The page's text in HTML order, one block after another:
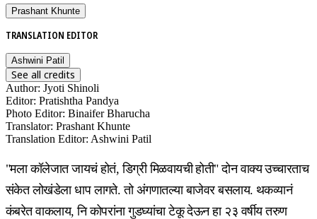
Prashant Khunte
TRANSLATION EDITOR
Ashwini Patil
See all credits
Author: Jyoti Shinoli
Editor: Pratishtha Pandya
Photo Editor: Binaifer Bharucha
Translator: Prashant Khunte
Translation Editor: Ashwini Patil
"मला कॉलेजात जायचं होतं, डिग्री मिळवायची होती" दोन वाक्य उच्चारताच
संकेत लोखंडेला धाप लागते. तो अंगणातल्या बाजेवर बसलाय. थकव्यानं
कंबरेत वाकलाय, नि कोपरांना गुडघ्यांचा टेकू देऊन हा २३ वर्षीय तरुण